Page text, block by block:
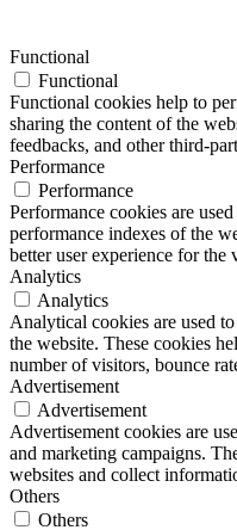
Functional
Functional
Functional cookies help to
sharing the content of the
feedbacks, and other third-
Performance
Performance
Performance cookies are
performance indexes of the
better user experience for the
Analytics
Analytics
Analytical cookies are used
the website. These cookies
number of visitors, bounce
Advertisement
Advertisement
Advertisement cookies are
and marketing campaigns.
websites and collect
Others
Others